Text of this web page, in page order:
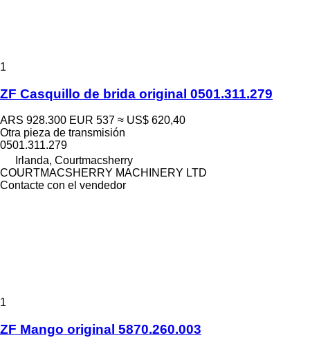
1
ZF Casquillo de brida original 0501.311.279
ARS 928.300 EUR 537 ≈ US$ 620,40
Otra pieza de transmisión
0501.311.279
Irlanda, Courtmacsherry
COURTMACSHERRY MACHINERY LTD
Contacte con el vendedor
1
ZF Mango original 5870.260.003